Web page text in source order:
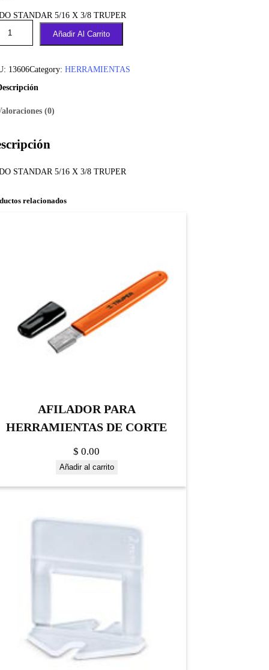
STANDAR 5/16 X 3/8 TRUPER
Añadir Al Carrito
13606Category: HERRAMIENTAS
(0)
STANDAR 5/16 X 3/8 TRUPER
relacionados
AFILADOR PARA
HERRAMIENTAS DE CORTE
$ 0.00
Añadir al carrito